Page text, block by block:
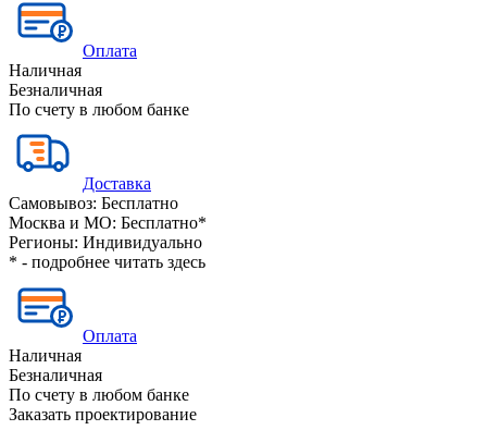
Оплата
Наличная
Безналичная
По счету в любом банке
Доставка
Самовывоз: Бесплатно
Москва и МО: Бесплатно*
Регионы: Индивидуально
* - подробнее читать здесь
Оплата
Наличная
Безналичная
По счету в любом банке
Заказать проектирование